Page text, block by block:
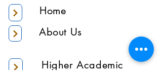
Home
About Us
Higher Academic